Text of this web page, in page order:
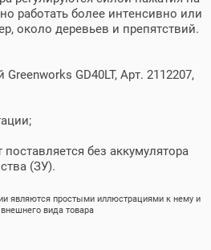
6200 об/мин
плечевой
работать более интенсивно или
около деревьев и препятствий.
GD40LT, Арт. 2112207,
без аккумулятора
(ЗУ).
являются простыми иллюстрациями к нему и
вида товара